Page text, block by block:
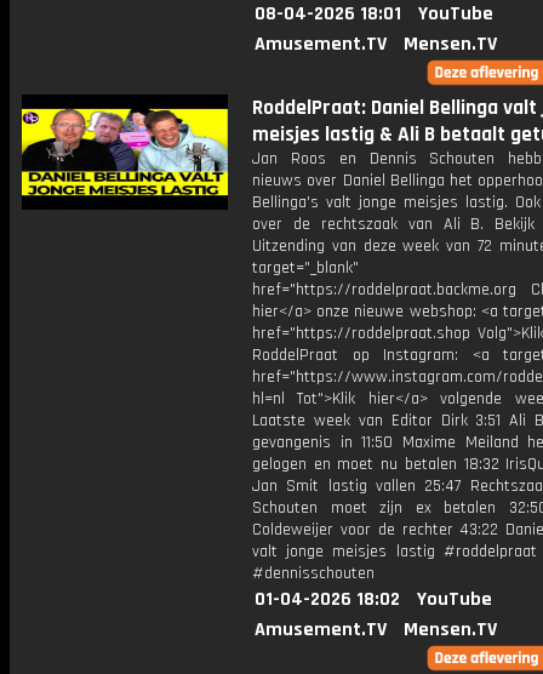
08-04-2026 18:01
YouTube
Amusement.TV
Mensen.TV
RoddelPraat: Daniel Bellinga valt
meisjes lastig & Ali B betaalt
Jan Roos en Dennis Schouten
nieuws over Daniel Bellinga het
Bellinga's valt jonge meisjes lastig.
over de rechtszaak van Ali B. Bekijk
Uitzending van deze week van 72
target="_blank"
href="https://roddelpraat.backme.org
hier</a> onze nieuwe webshop: <a
href="https://roddelpraat.shop
RoddelPraat op Instagram: <a
href="https://www.instagram.com/
hl=nl Tot">Klik hier</a> volgende
Laatste week van Editor Dirk 3:51 Ali
gevangenis in 11:50 Maxime Meiland
gelogen en moet nu betalen 18:32
Jan Smit lastig vallen 25:47
Schouten moet zijn ex betalen
Coldeweijer voor de rechter 43:22
valt jonge meisjes lastig
#dennisschouten
01-04-2026 18:02
YouTube
Amusement.TV
Mensen.TV